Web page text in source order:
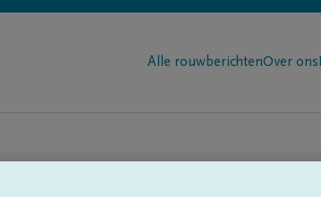
Alle rouwberichtenOver ons